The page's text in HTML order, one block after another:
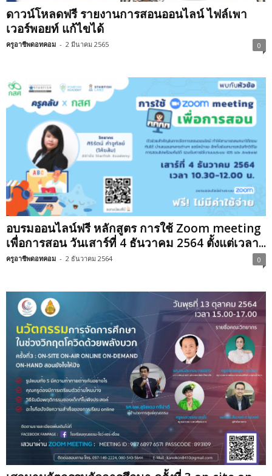
ดาวน์โหลดฟรี รายงานการสอนออนไลน์ ไฟล์เพา
เวอร์พอยท์ แก้ไขได้
ครูอาชีพดอทคอม - 2 มีนาคม 2565 0
อบรมออนไลน์ฟรี หลักสูตร การใช้ Zoom meeting
เพื่อการสอน วันเสาร์ที่ 4 ธันวาคม 2564 ตั้งแต่เวลา...
ครูอาชีพดอทคอม - 2 ธันวาคม 2564 0